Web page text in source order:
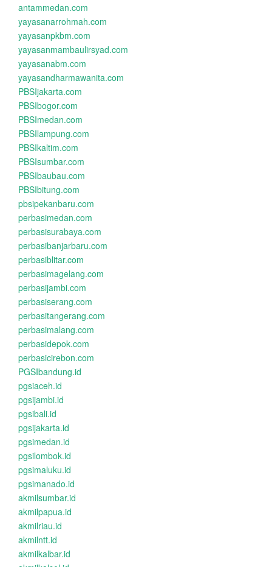
antammedan.com
yayasanarrohmah.com
yayasanpkbm.com
yayasanmambaulirsyad.com
yayasanabm.com
yayasandharmawanita.com
PBSIjakarta.com
PBSIbogor.com
PBSImedan.com
PBSIlampung.com
PBSIkaltim.com
PBSIsumbar.com
PBSIbaubau.com
PBSIbitung.com
pbsipekanbaru.com
perbasimedan.com
perbasisurabaya.com
perbasibanjarbaru.com
perbasiblitar.com
perbasimagelang.com
perbasijambi.com
perbasiserang.com
perbasitangerang.com
perbasimalang.com
perbasidepok.com
perbasicirebon.com
PGSIbandung.id
pgsiaceh.id
pgsijambi.id
pgsibali.id
pgsijakarta.id
pgsimedan.id
pgsilombok.id
pgsimaluku.id
pgsimanado.id
akmilsumbar.id
akmilpapua.id
akmilriau.id
akmilntt.id
akmilkalbar.id